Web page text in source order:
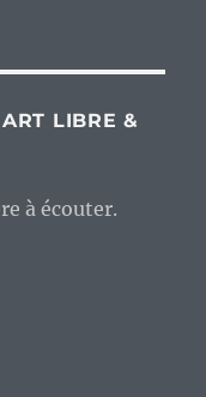
LIBRE &
à écouter.